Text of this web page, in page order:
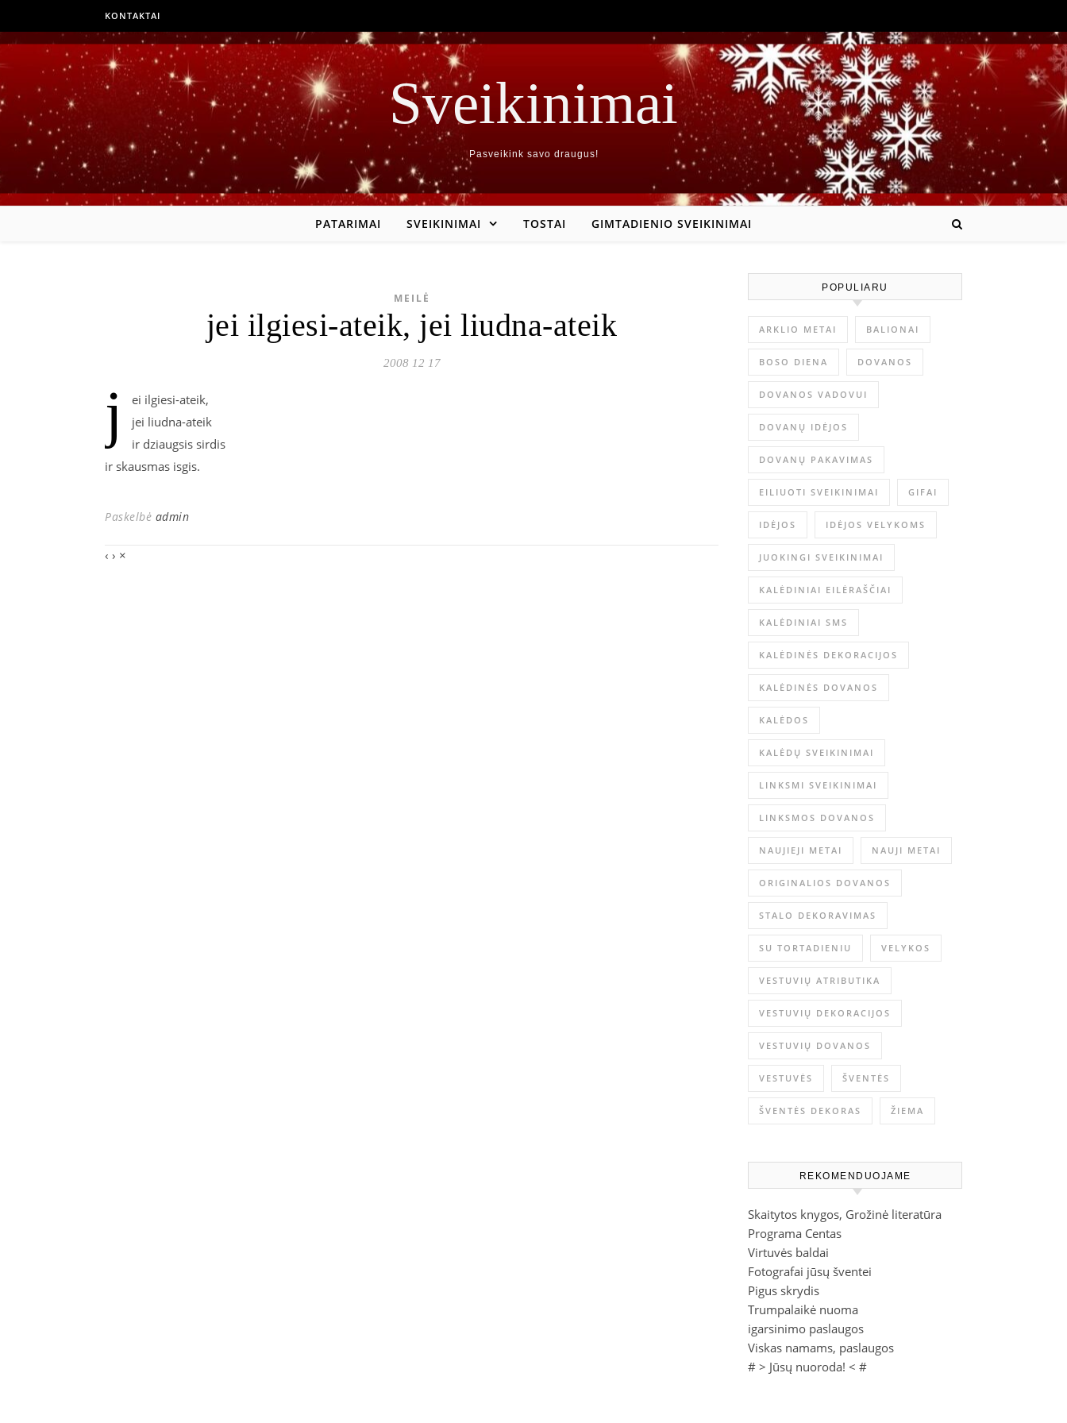
KONTAKTAI
Sveikinimai
Pasveikink savo draugus!
PATARIMAI SVEIKINIMAI TOSTAI GIMTADIENIO SVEIKINIMAI
MEILĖ
jei ilgiesi-ateik, jei liudna-ateik
2008 12 17
j
ei ilgiesi-ateik,
jei liudna-ateik
ir dziaugsis sirdis
ir skausmas isgis.
Paskelbė admin
‹ › ×
POPULIARU
ARKLIO METAI BALIONAI
BOSO DIENA DOVANOS
DOVANOS VADOVUI
DOVANŲ IDĖJOS
DOVANŲ PAKAVIMAS
EILIUOTI SVEIKINIMAI GIFAI
IDĖJOS IDĖJOS VELYKOMS
JUOKINGI SVEIKINIMAI
KALĖDINIAI EILĖRAŠČIAI
KALĖDINIAI SMS
KALĖDINĖS DEKORACIJOS
KALĖDINĖS DOVANOS
KALĖDOS
KALĖDŲ SVEIKINIMAI
LINKSMI SVEIKINIMAI
LINKSMOS DOVANOS
NAUJIEJI METAI NAUJI METAI
ORIGINALIOS DOVANOS
STALO DEKORAVIMAS
SU TORTADIENIU VELYKOS
VESTUVIŲ ATRIBUTIKA
VESTUVIŲ DEKORACIJOS
VESTUVIŲ DOVANOS
VESTUVĖS ŠVENTĖS
ŠVENTĖS DEKORAS ŽIEMA
REKOMENDUOJAME
Skaitytos knygos, Grožinė literatūra
Programa Centas
Virtuvės baldai
Fotografai jūsų šventei
Pigus skrydis
Trumpalaikė nuoma
igarsinimo paslaugos
Viskas namams, paslaugos
# > Jūsų nuoroda! < #